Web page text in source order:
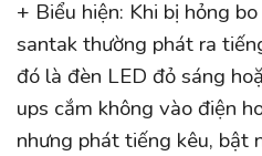
+ Biểu hiện: Khi bị hỏng
santak thường phát ra
đó là đèn LED đỏ sáng
ups cắm không vào điện
nhưng phát tiếng kêu, bật